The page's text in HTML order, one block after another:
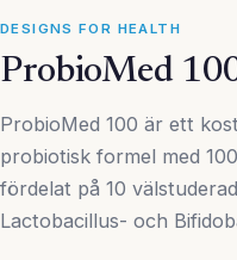
DESIGNS FOR HEALTH
ProbioMed
ProbioMed 100 är ett
probiotisk formel med
fördelat på 10
Lactobacillus- och